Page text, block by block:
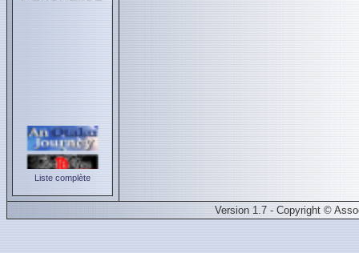
Liste complète
Version 1.7 - Copyright ©